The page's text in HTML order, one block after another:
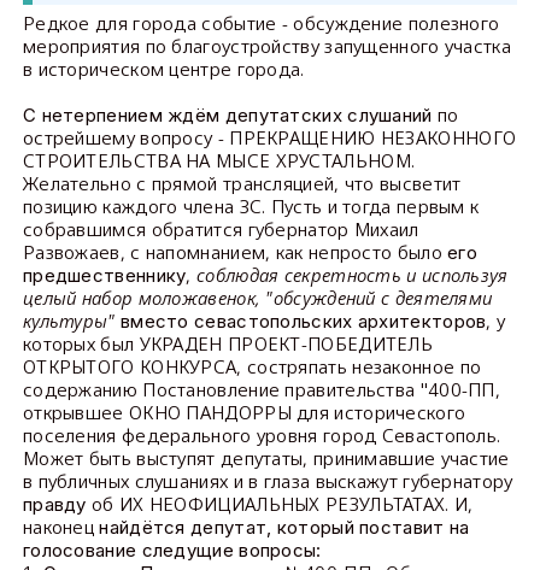
Редкое для города событие - обсуждение полезного
мероприятия по благоустройству запущенного участка
в историческом центре города.
С нетерпением ждём депутатских слушаний по
острейшему вопросу - ПРЕКРАЩЕНИЮ НЕЗАКОННОГО
СТРОИТЕЛЬСТВА НА МЫСЕ ХРУСТАЛЬНОМ.
Желательно с прямой трансляцией, что высветит
позицию каждого члена ЗС. Пусть и тогда первым к
собравшимся обратится губернатор Михаил
Развожаев, с напомнанием, как непросто былоего
предшественнику,соблюдая секретность и используя
целый набор моложавенок, "обсуждений с деятелями
культуры" вместо севастопольских архитекторов, у
которых был УКРАДЕН ПРОЕКТ-ПОБЕДИТЕЛЬ
ОТКРЫТОГО КОНКУРСА, состряпать незаконное по
содержанию Постановление правительства "400-ПП,
открывшее ОКНО ПАНДОРРЫ для исторического
поселения федерального уровня город Севастополь.
Может быть выступят депутаты, принимавшие участие
в публичных слушаниях и в глаза выскажут губернатору
правду об ИХ НЕОФИЦИАЛЬНЫХ РЕЗУЛЬТАТАХ. И,
наконецнайдётся депутат, который поставит на
голосование следущие вопросы: